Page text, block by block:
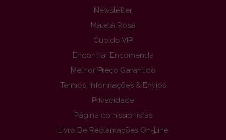
Newsletter
Maleta Rosa
Cupido VIP
Encontrar Encomenda
Melhor Preço Garantido
Termos, Informações & Envios
Privacidade
Página comissionistas
Livro De Reclamações On-Line